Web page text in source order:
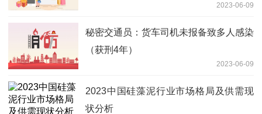
2023-06-09
秘密交通员：货车司机未报备致多人感染
（获刑4年）
2023-06-09
2023中国硅藻泥行业市场格局及供需现
状分析